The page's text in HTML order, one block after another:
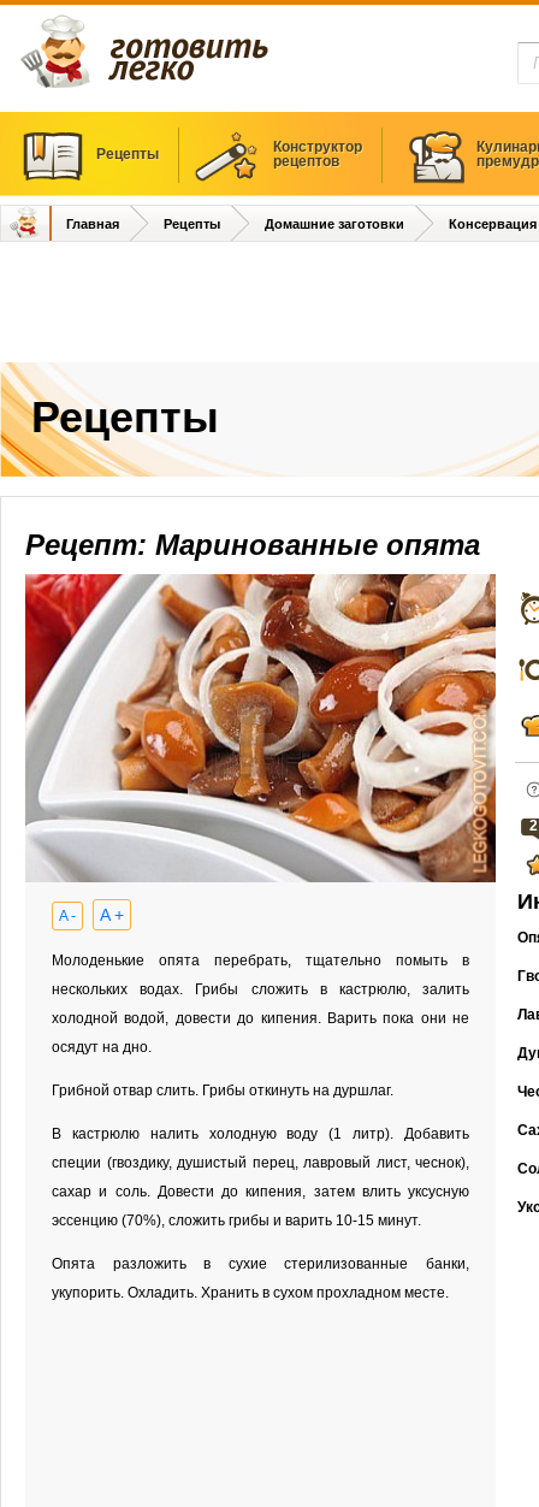
Рецепты
Конструктор
рецептов
Главная Рецепты Домашние заготовки
Рецепты
Рецепт: Маринованные опята
A - A +
Молоденькие опята перебрать, тщательно помыть в
нескольких водах. Грибы сложить в кастрюлю, залить
холодной водой, довести до кипения. Варить пока они не
осядут на дно.
Грибной отвар слить. Грибы откинуть на дуршлаг.
В кастрюлю налить холодную воду (1 литр). Добавить
специи (гвоздику, душистый перец, лавровый лист, чеснок),
сахар и соль. Довести до кипения, затем влить уксусную
эссенцию (70%), сложить грибы и варить 10-15 минут.
Опята разложить в сухие стерилизованные банки,
укупорить. Охладить. Хранить в сухом прохладном месте.
2